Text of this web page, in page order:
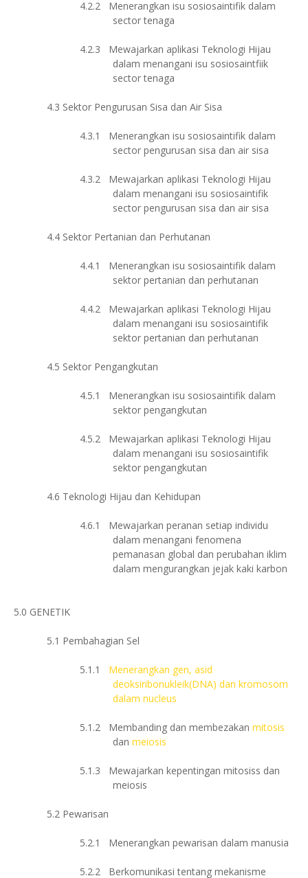
4.2.2
Menerangkan isu sosiosaintifik dalam
sector tenaga
4.2.3
Mewajarkan aplikasi Teknologi Hijau
dalam menangani isu sosiosaintfiik
sector tenaga
4.3 Sektor Pengurusan Sisa dan Air Sisa
4.3.1
Menerangkan isu sosiosaintifik dalam
sector pengurusan sisa dan air sisa
4.3.2
Mewajarkan aplikasi Teknologi Hijau
dalam menangani isu sosiosaintifik
sector pengurusan sisa dan air sisa
4.4 Sektor Pertanian dan Perhutanan
4.4.1
Menerangkan isu sosiosaintifik dalam
sektor pertanian dan perhutanan
4.4.2
Mewajarkan aplikasi Teknologi Hijau
dalam menangani isu sosiosaintifik
sektor pertanian dan perhutanan
4.5 Sektor Pengangkutan
4.5.1
Menerangkan isu sosiosaintifik dalam
sektor pengangkutan
4.5.2
Mewajarkan aplikasi Teknologi Hijau
dalam menangani isu sosiosaintifik
sektor pengangkutan
4.6 Teknologi Hijau dan Kehidupan
4.6.1
Mewajarkan peranan setiap individu
dalam menangani fenomena
pemanasan global dan perubahan iklim
dalam mengurangkan jejak kaki karbon
5.0 GENETIK
5.1 Pembahagian Sel
5.1.1
Menerangkan gen, asid
deoksiribonukleik(DNA) dan kromosom
dalam nucleus
5.1.2 Membanding dan membezakan mitosis
dan meiosis
5.1.3
Mewajarkan kepentingan mitosiss dan
meiosis
5.2 Pewarisan
5.2.1 Menerangkan pewarisan dalam manusia
5.2.2
Berkomunikasi tentang mekanisme